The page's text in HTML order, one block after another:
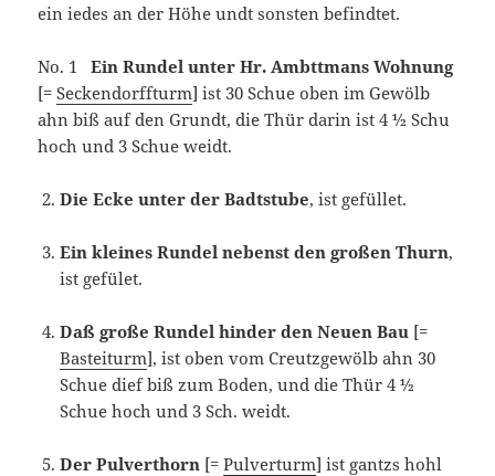
ein iedes an der Höhe undt sonsten befindtet.
No. 1Ein Rundel unter Hr. Ambttmans Wohnung
[=Seckendorffturm] ist 30 Schue oben im Gewölb
ahn biß auf den Grundt, die Thür darin ist 4 ½ Schu
hoch und 3 Schue weidt.
Die Ecke unter der Badtstube, ist gefüllet.
Ein kleines Rundel nebenst den großen Thurn,
ist gefület.
Daß große Rundel hinder den Neuen Bau [=
Basteiturm], ist oben vom Creutzgewölb ahn 30
Schue dief biß zum Boden, und die Thür 4 ½
Schue hoch und 3 Sch. weidt.
Der Pulverthorn [=Pulverturm] ist gantzs hohl